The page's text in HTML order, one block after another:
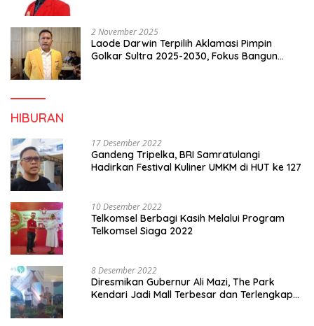
2 November 2025
Laode Darwin Terpilih Aklamasi Pimpin
Golkar Sultra 2025-2030, Fokus Bangun
HIBURAN
17 Desember 2022
Gandeng Tripelka, BRI Samratulangi
Hadirkan Festival Kuliner UMKM di HUT ke 127
10 Desember 2022
Telkomsel Berbagi Kasih Melalui Program
Telkomsel Siaga 2022
8 Desember 2022
Diresmikan Gubernur Ali Mazi, The Park
Kendari Jadi Mall Terbesar dan Terlengkap